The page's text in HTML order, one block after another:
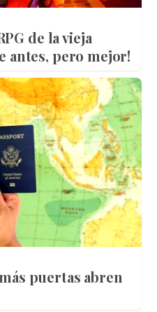
de la vieja
antes, pero mejor!
puertas abren